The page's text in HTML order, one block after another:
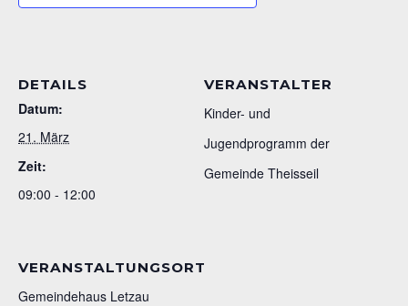
DETAILS
Datum:
21. März
Zeit:
09:00 - 12:00
VERANSTALTER
Kinder- und
Jugendprogramm der
Gemeinde Theisseil
VERANSTALTUNGSORT
Gemeindehaus Letzau